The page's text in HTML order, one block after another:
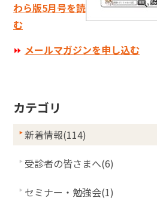
わら版5月号を読
む
⏩ メールマガジンを申し込む
カテゴリ
新着情報(114)
受診者の皆さまへ(6)
セミナー・勉強会(1)